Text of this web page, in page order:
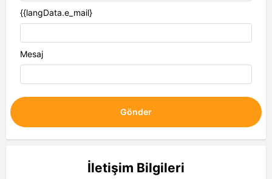
{{langData.e_mail}
Mesaj
Gönder
İletişim Bilgileri